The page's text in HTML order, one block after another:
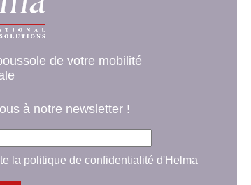
de votre mobilité
à notre newsletter !
la politique de confidentialité d'Helma